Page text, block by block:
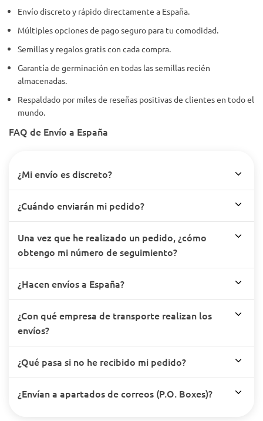
Envío discreto y rápido directamente a España.
Múltiples opciones de pago seguro para tu comodidad.
Semillas y regalos gratis con cada compra.
Garantía de germinación en todas las semillas recién
almacenadas.
Respaldado por miles de reseñas positivas de clientes en todo el
mundo.
FAQ de Envío a España
¿Mi envío es discreto?
¿Cuándo enviarán mi pedido?
Una vez que he realizado un pedido, ¿cómo
obtengo mi número de seguimiento?
¿Hacen envíos a España?
¿Con qué empresa de transporte realizan los
envíos?
¿Qué pasa si no he recibido mi pedido?
¿Envían a apartados de correos (P.O. Boxes)?